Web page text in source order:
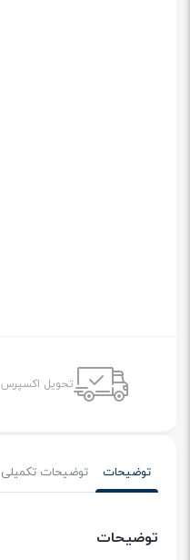
تحویل اکسپرس
توضیحات توضیحات تکمیلی
توضیحات